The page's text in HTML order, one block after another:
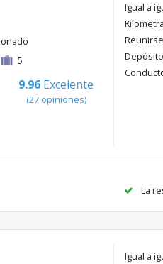
5
9.96 Excelente
(27 opiniones)
Igual a
La
Igual a